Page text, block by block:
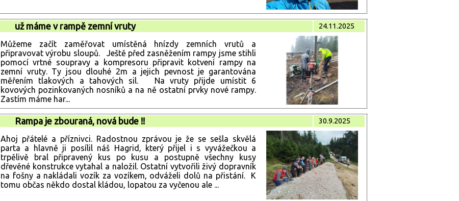
už máme v rampě zemní vruty 24.11.2025
Můžeme začít zaměřovat umístěná hnízdy zemních vrutů a
připravovat výrobu sloupů. Ještě před zasněžením rampy jsme stihli
pomocí vrtné soupravy a kompresoru připravit kotvení rampy na
zemní vruty. Ty jsou dlouhé 2m a jejich pevnost je garantována
měřením tlakových a tahových sil. Na vruty přijde umístit 6
kovových pozinkovaných nosníků a na ně ostatní prvky nové rampy.
Zastím máme har...
Rampa je zbouraná, nová bude !! 30.9.2025
Ahoj přátelé a příznivci. Radostnou zprávou je že se sešla skvělá
parta a hlavně ji posílil náš Hagrid, který přijel i s vyvážečkou a
trpělivě bral připravený kus po kusu a postupně všechny kusy
dřevěné konstrukce vytahal a naložil. Ostatní vytvořili živý dopravník
na fošny a nakládali vozík za vozíkem, odváželi dolů na přistání. K
tomu občas někdo dostal kládou, lopatou za vyčenou ale ...